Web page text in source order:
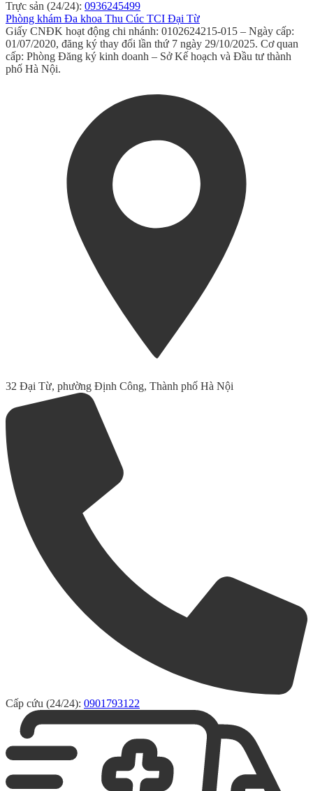
Trực sản (24/24): 0936245499
Phòng khám Đa khoa Thu Cúc TCI Đại Từ
Giấy CNĐK hoạt động chi nhánh: 0102624215-015 – Ngày cấp:
01/07/2020, đăng ký thay đổi lần thứ 7 ngày 29/10/2025. Cơ quan
cấp: Phòng Đăng ký kinh doanh – Sở Kế hoạch và Đầu tư thành
phố Hà Nội.
32 Đại Từ, phường Định Công, Thành phố Hà Nội
Cấp cứu (24/24): 0901793122